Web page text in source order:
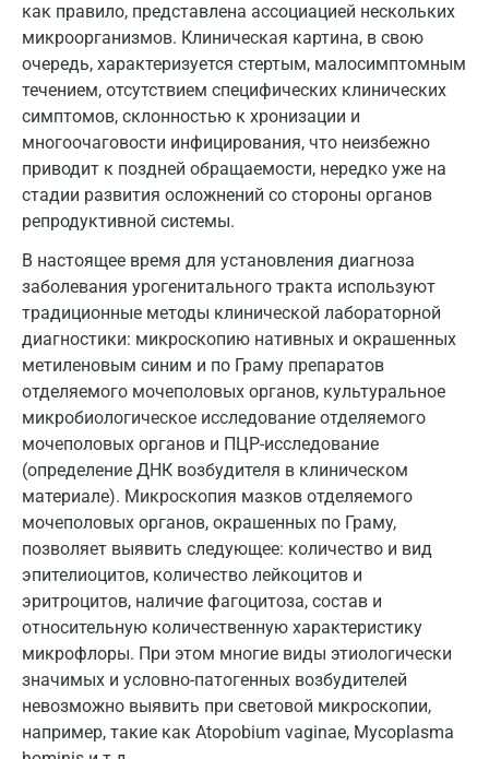
как правило, представлена ассоциацией нескольких
микроорганизмов. Клиническая картина, в свою
очередь, характеризуется стертым, малосимптомным
течением, отсутствием специфических клинических
симптомов, склонностью к хронизации и
многоочаговости инфицирования, что неизбежно
приводит к поздней обращаемости, нередко уже на
стадии развития осложнений со стороны органов
репродуктивной системы.
В настоящее время для установления диагноза
заболевания урогенитального тракта используют
традиционные методы клинической лабораторной
диагностики: микроскопию нативных и окрашенных
метиленовым синим и по Граму препаратов
отделяемого мочеполовых органов, культуральное
микробиологическое исследование отделяемого
мочеполовых органов и ПЦР-исследование
(определение ДНК возбудителя в клиническом
материале). Микроскопия мазков отделяемого
мочеполовых органов, окрашенных по Граму,
позволяет выявить следующее: количество и вид
эпителиоцитов, количество лейкоцитов и
эритроцитов, наличие фагоцитоза, состав и
относительную количественную характеристику
микрофлоры. При этом многие виды этиологически
значимых и условно-патогенных возбудителей
невозможно выявить при световой микроскопии,
например, такие как Atopobium vaginae, Mycoplasma
Наро-Фоминск
Нижневартовск
Нижнекамск
Новокузнецк
Новороссийск
Новосибирск
Ногинск
Обнинск
Одинцово
Омск
Орел
Оренбург
Орехово-Зуево
Павловский посад
Пенза
Пермь
Петрозаводск
Подольск